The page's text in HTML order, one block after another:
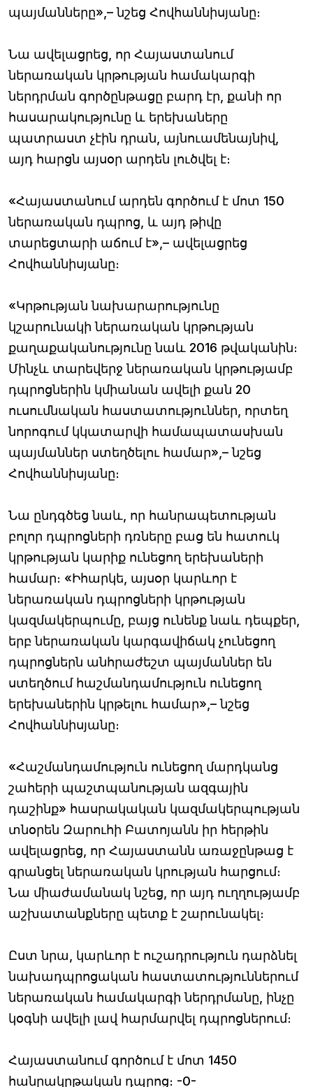
պայմանները»,– նշեց Հովհաննիսյանը։
Նա ավելացրեց, որ Հայաստանում
ներառական կրթության համակարգի
ներդրման գործընթացը բարդ էր, քանի որ
հասարակությունը և երեխաները
պատրաստ չէին դրան, այնուամենայնիվ,
այդ հարցն այսօր արդեն լուծվել է։
«Հայաստանում արդեն գործում է մոտ 150
ներառական դպրոց, և այդ թիվը
տարեցտարի աճում է»,– ավելացրեց
Հովհաննիսյանը։
«Կրթության նախարարությունը
կշարունակի ներառական կրթության
քաղաքականությունը նաև 2016 թվականին։
Մինչև տարեվերջ ներառական կրթությամբ
դպրոցներին կմիանան ավելի քան 20
ուսումնական հաստատություններ, որտեղ
նորոգում կկատարվի համապատասխան
պայմաններ ստեղծելու համար»,– նշեց
Հովհաննիսյանը։
Նա ընդգծեց նաև, որ հանրապետության
բոլոր դպրոցների դռները բաց են հատուկ
կրթության կարիք ունեցող երեխաների
համար։ «Իհարկե, այսօր կարևոր է
ներառական դպրոցների կրթության
կազմակերպումը, բայց ունենք նաև դեպքեր,
երբ ներառական կարգավիճակ չունեցող
դպրոցներն անհրաժեշտ պայմաններ են
ստեղծում հաշմանդամություն ունեցող
երեխաներին կրթելու համար»,– նշեց
Հովհաննիսյանը։
«Հաշմանդամություն ունեցող մարդկանց
շահերի պաշտպանության ազգային
դաշինք» հասրակական կազմակերպության
տնօրեն Զարուհի Բատոյանն իր հերթին
ավելացրեց, որ Հայաստանն առաջընթաց է
գրանցել ներառական կրության հարցում։
Նա միաժամանակ նշեց, որ այդ ուղղությամբ
աշխատանքները պետք է շարունակել։
Ըստ նրա, կարևոր է ուշադրություն դարձնել
նախադպրոցական հաստատություններում
ներառական համակարգի ներդրմանը, ինչը
կօգնի ավելի լավ հարմարվել դպրոցներում։
Հայաստանում գործում է մոտ 1450
հանրակրթական դպրոց։ -0-